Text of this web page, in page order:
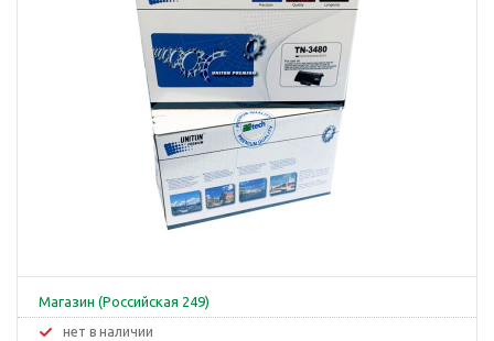
Магазин (Российская 249)
Нет в наличии